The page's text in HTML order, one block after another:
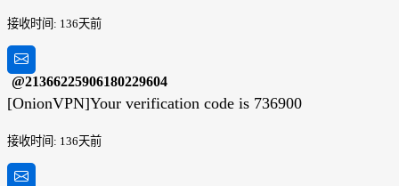
接收时间: 136天前
@21366225906180229604
[OnionVPN]Your verification code is 736900
接收时间: 136天前